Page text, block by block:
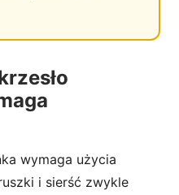
wymaga użycia
i sierść zwykle